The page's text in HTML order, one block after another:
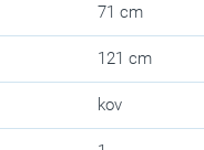
71 cm
121 cm
kov